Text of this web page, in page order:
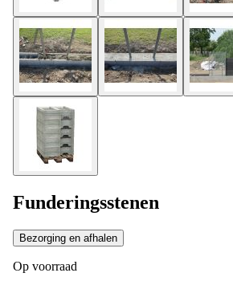
Funderingsstenen
Bezorging en afhalen
Op voorraad